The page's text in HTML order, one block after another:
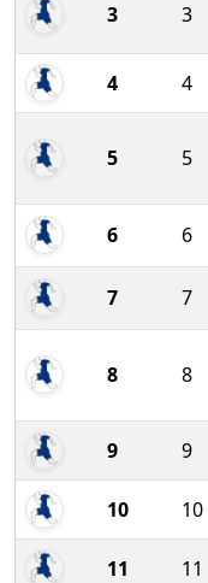
3 3
4 4
5 5
6 6
7 7
8 8
9 9
10 10
11 11